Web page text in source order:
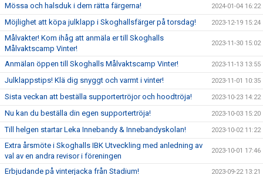
Mössa och halsduk i dem rätta färgerna! 2024-01-04 16:22
Möjlighet att köpa julklapp i Skoghallsfärger på torsdag! 2023-12-19 15:24
Målvakter! Kom ihåg att anmäla er till Skoghalls
Målvaktscamp Vinter!
2023-11-30 15:02
Anmälan öppen till Skoghalls Målvaktscamp Vinter! 2023-11-13 13:55
Julklappstips! Klä dig snyggt och varmt i vinter! 2023-11-01 10:35
Sista veckan att beställa supportertröjor och hoodtröja! 2023-10-23 14:22
Nu kan du beställa din egen supportertröja! 2023-10-03 15:20
Till helgen startar Leka Innebandy & Innebandyskolan! 2023-10-02 11:22
Extra årsmöte i Skoghalls IBK Utveckling med anledning av
val av en andra revisor i föreningen
2023-10-01 17:46
Erbjudande på vinterjacka från Stadium! 2023-09-22 13:21